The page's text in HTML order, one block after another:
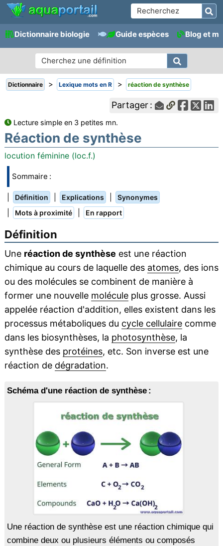
Dictionnaire biologie Guide espèces Blog et
Dictionnaire > Lexique mots en R > réaction de synthèse
Partager :
Lecture simple en 3 petites mn.
Réaction de synthèse
locution féminine (loc.f.)
Sommaire :
Définition Explications Synonymes
Mots à proximité En rapport
Définition
Une réaction de synthèse est une réaction
chimique au cours de laquelle des atomes, des ions
ou des molécules se combinent de manière à
former une nouvelle moléculeplus grosse. Aussi
appelée réaction d'addition, elles existent dans les
processus métaboliques du cycle cellulairecomme
dans les biosynthèses, la photosynthèse, la
synthèse des protéines, etc. Son inverse est une
réaction de dégradation.
Schéma d'une réaction de synthèse :
Une réaction de synthèse est une réaction chimique qui
combine deux ou plusieurs éléments ou composés